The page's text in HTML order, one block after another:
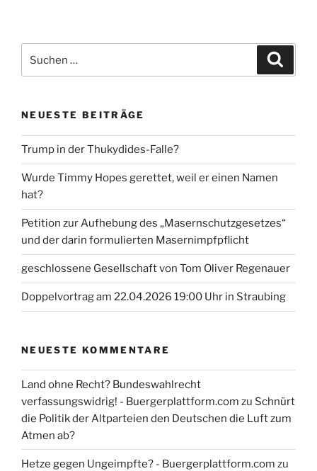
nach:
NEUESTE BEITRÄGE
Trump in der Thukydides-Falle?
Wurde Timmy Hopes gerettet, weil er einen Namen
hat?
Petition zur Aufhebung des „Masernschutzgesetzes“
und der darin formulierten Masernimpfpflicht
geschlossene Gesellschaft von Tom Oliver Regenauer
Doppelvortrag am 22.04.2026 19:00 Uhr in Straubing
NEUESTE KOMMENTARE
Land ohne Recht? Bundeswahlrecht
verfassungswidrig! - Buergerplattform.com zu Schnürt
die Politik der Altparteien den Deutschen die Luft zum
Atmen ab?
Hetze gegen Ungeimpfte? - Buergerplattform.com zu